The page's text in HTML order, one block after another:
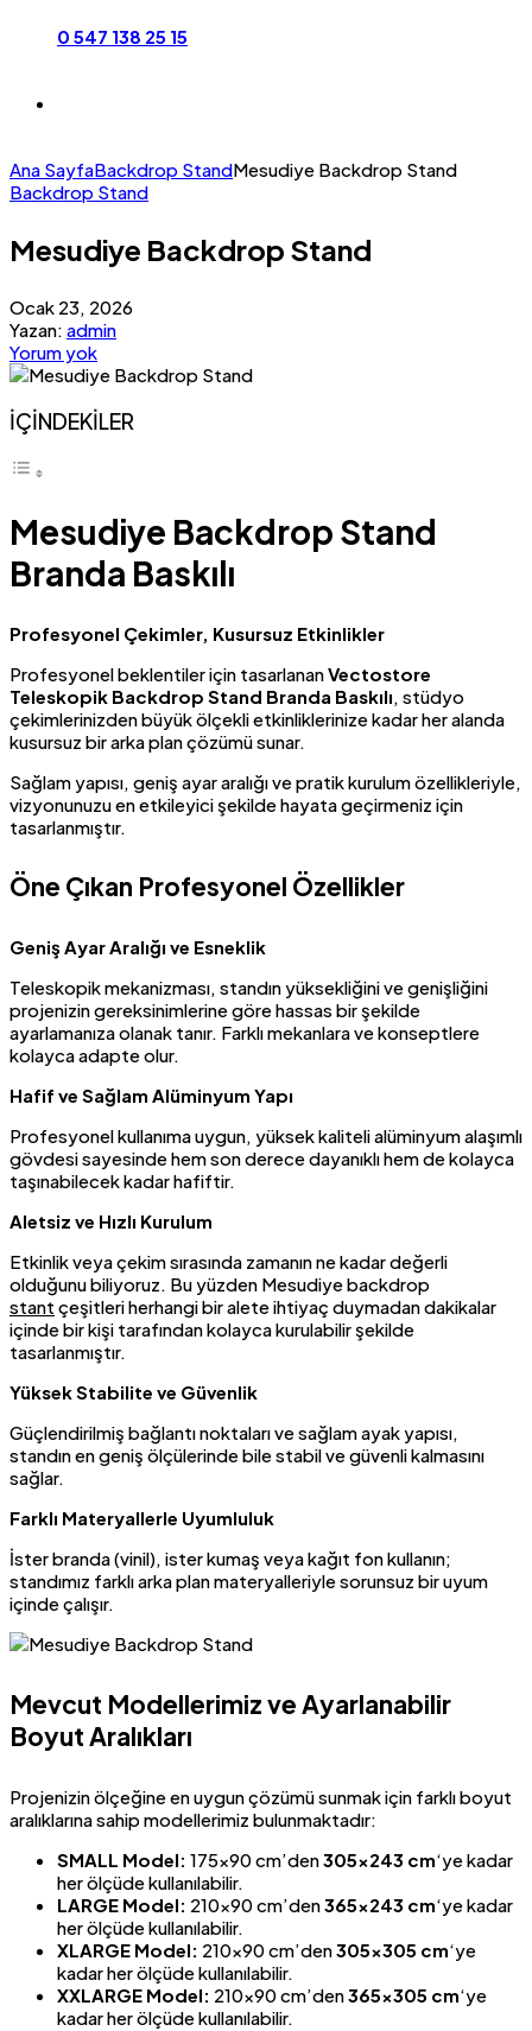
0 547 138 25 15
Ana SayfaBackdrop StandMesudiye Backdrop Stand
Backdrop Stand
Mesudiye Backdrop Stand
Ocak 23, 2026
Yazan: admin
Yorum yok
İÇİNDEKİLER
Mesudiye Backdrop Stand
Branda Baskılı
Profesyonel Çekimler, Kusursuz Etkinlikler
Profesyonel beklentiler için tasarlananVectostore
Teleskopik Backdrop Stand Branda Baskılı , stüdyo
çekimlerinizden büyük ölçekli etkinliklerinize kadar her alanda
kusursuz bir arka plan çözümü sunar.
Sağlam yapısı, geniş ayar aralığı ve pratik kurulum özellikleriyle,
vizyonunuzu en etkileyici şekilde hayata geçirmeniz için
tasarlanmıştır.
Öne Çıkan Profesyonel Özellikler
Geniş Ayar Aralığı ve Esneklik
Teleskopik mekanizması, standın yüksekliğini ve genişliğini
projenizin gereksinimlerine göre hassas bir şekilde
ayarlamanıza olanak tanır. Farklı mekanlara ve konseptlere
kolayca adapte olur.
Hafif ve Sağlam Alüminyum Yapı
Profesyonel kullanıma uygun, yüksek kaliteli alüminyum alaşımlı
gövdesi sayesinde hem son derece dayanıklı hem de kolayca
taşınabilecek kadar hafiftir.
Aletsiz ve Hızlı Kurulum
Etkinlik veya çekim sırasında zamanın ne kadar değerli
olduğunu biliyoruz. Bu yüzden Mesudiye backdrop
stant çeşitleri herhangi bir alete ihtiyaç duymadan dakikalar
içinde bir kişi tarafından kolayca kurulabilir şekilde
tasarlanmıştır.
Yüksek Stabilite ve Güvenlik
Güçlendirilmiş bağlantı noktaları ve sağlam ayak yapısı,
standın en geniş ölçülerinde bile stabil ve güvenli kalmasını
sağlar.
Farklı Materyallerle Uyumluluk
İster branda (vinil), ister kumaş veya kağıt fon kullanın;
standımız farklı arka plan materyalleriyle sorunsuz bir uyum
içinde çalışır.
Mevcut Modellerimiz ve Ayarlanabilir
Boyut Aralıkları
Projenizin ölçeğine en uygun çözümü sunmak için farklı boyut
aralıklarına sahip modellerimiz bulunmaktadır:
SMALL Model: 175×90 cm’den305×243 cm‘ye kadar
her ölçüde kullanılabilir.
LARGE Model: 210×90 cm’den365×243 cm‘ye kadar
her ölçüde kullanılabilir.
XLARGE Model: 210×90 cm’den305×305 cm‘ye
kadar her ölçüde kullanılabilir.
XXLARGE Model: 210×90 cm’den365×305 cm‘ye
kadar her ölçüde kullanılabilir.